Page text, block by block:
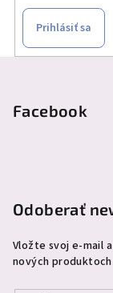
Prihlásiť sa
Facebook
Odoberať
Vložte svoj e-mail
nových